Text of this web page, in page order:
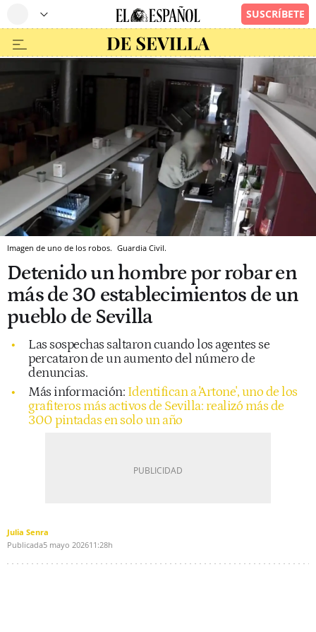
Imagen de uno de los robos. Guardia Civil.
Detenido un hombre por robar en
más de 30 establecimientos de un
pueblo de Sevilla
Las sospechas saltaron cuando los agentes se
percataron de un aumento del número de
denuncias.
Más información: Identifican a 'Artone', uno de los
grafiteros más activos de Sevilla: realizó más de
300 pintadas en solo un año
Julia Senra
Publicada5 mayo 202611:28h